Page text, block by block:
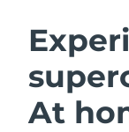
At
Österrike
Bahrain
Belgien